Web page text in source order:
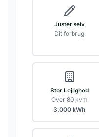
Juster selv
Dit forbrug
Stor Lejlighed
Over 80 kvm
3.000 kWh